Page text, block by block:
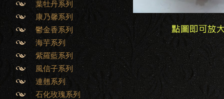
葉牡丹系列
康乃馨系列
鬱金香系列
海芋系列
紫羅藍系列
風信子系列
連翹系列
石化玫瑰系列